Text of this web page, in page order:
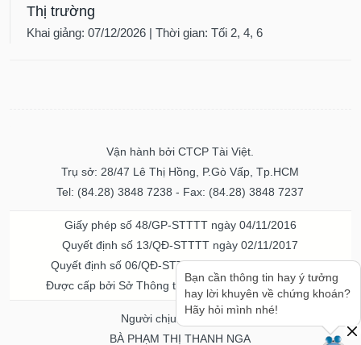
Thị trường
Khai giảng: 07/12/2026 | Thời gian: Tối 2, 4, 6
Vận hành bởi CTCP Tài Việt.
Trụ sở: 28/47 Lê Thị Hồng, P.Gò Vấp, Tp.HCM
Tel: (84.28) 3848 7238 - Fax: (84.28) 3848 7237
Giấy phép số 48/GP-STTTT ngày 04/11/2016
Quyết định số 13/QĐ-STTTT ngày 02/11/2017
Quyết định số 06/QĐ-STTTT-ICP ngày 20/07/2023
Được cấp bởi Sở Thông tin và Truyền thông TPHCM
Người chịu trách nhiệm
BÀ PHẠM THỊ THANH NGA
Bạn cần thông tin hay ý tưởng
hay lời khuyên về chứng khoán?
Hãy hỏi mình nhé!